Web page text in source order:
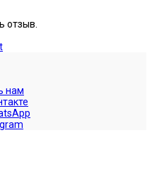
отзыв.
нам